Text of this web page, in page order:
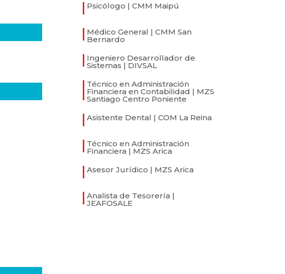
Psicólogo | CMM Maipú
Médico General | CMM San
Bernardo
Ingeniero Desarrollador de
Sistemas | DIVSAL
Técnico en Administración
Financiera en Contabilidad | MZS
Santiago Centro Poniente
Asistente Dental | COM La Reina
Técnico en Administración
Financiera | MZS Arica
Asesor Jurídico | MZS Arica
Analista de Tesorería |
JEAFOSALE